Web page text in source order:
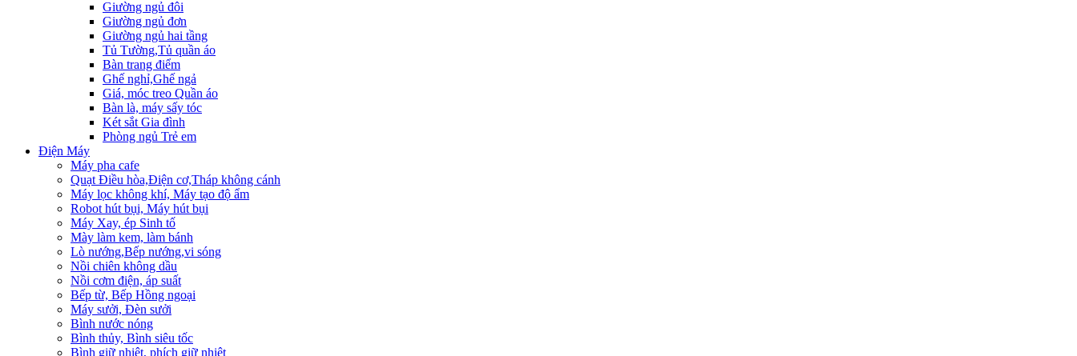
Giường ngủ đôi
Giường ngủ đơn
Giường ngủ hai tầng
Tủ Tường,Tủ quần áo
Bàn trang điểm
Ghế nghỉ,Ghế ngả
Giá, móc treo Quần áo
Bàn là, máy sấy tóc
Két sắt Gia đình
Phòng ngủ Trẻ em
Điện Máy
Máy pha cafe
Quạt Điều hòa,Điện cơ,Tháp không cánh
Máy lọc không khí, Máy tạo độ ẩm
Robot hút bụi, Máy hút bụi
Máy Xay, ép Sinh tố
Mày làm kem, làm bánh
Lò nướng,Bếp nướng,vi sóng
Nồi chiên không dầu
Nồi cơm điện, áp suất
Bếp từ, Bếp Hồng ngoại
Máy sưởi, Đèn sưởi
Bình nước nóng
Bình thủy, Bình siêu tốc
Bình giữ nhiệt, phích giữ nhiệt